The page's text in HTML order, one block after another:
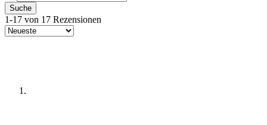
Suche
1-17 von 17 Rezensionen